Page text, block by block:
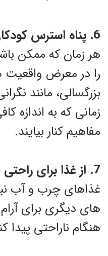
6. پناه استرس کودکان باشید :
هر زمان که ممکن
را در معرض واقعیت
بزرگسالی، مانند
زمانی که به اندازه
مفاهیم کنار بیایند.
7. از غذا برای راحتی خود استفاده نکنید:
غذاهای چرب و آب
های دیگری برای
هنگام ناراحتی پیدا